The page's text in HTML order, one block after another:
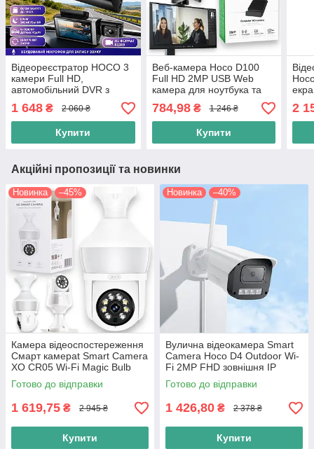
Відеореєстратор HOCO 3
камери Full HD,
автомобільний DVR з
нічною зйомкою, G-
сенсором, кут огляду
145°, 128 ГБ, чорний
1 648 ₴ 2 060 ₴
Купити
Веб-камера Hoco D100
Full HD 2MP USB Web
камера для ноутбука та
комп'ютера, чорна
784,98₴ 1 246 ₴
Купити
2
Акційні пропозиції та новинки
Новинка –45%
Камера відеоспостереження
Смарт камераt Smart Camera
XO CR05 Wi-Fi Magic Bulb
300W 3MP Внутрішня HD-
камера, біла
Готово до відправки
1 619,75 ₴ 2 945 ₴
Купити
Новинка –40%
Вулична відеокамера Smart
Camera Hoco D4 Outdoor Wi-
Fi 2MP FHD зовнішня IP
камера відеоспостереження,
біла
Готово до відправки
1 426,80 ₴ 2 378 ₴
Купити